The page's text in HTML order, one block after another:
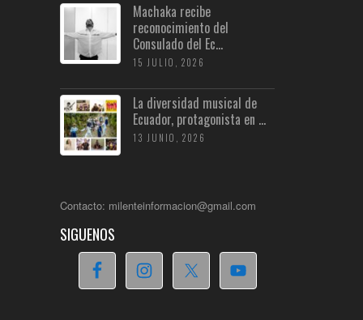
Machaka recibe
reconocimiento del
Consulado del Ec...
15 JULIO, 2026
La diversidad musical de
Ecuador, protagonista en ...
13 JUNIO, 2026
Contacto: milenteinformacion@gmail.com
SIGUENOS